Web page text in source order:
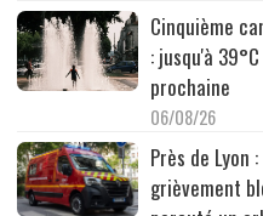
Cinquième
: jusqu'à
prochaine
06/08/26
Près de Lyon
grièvement